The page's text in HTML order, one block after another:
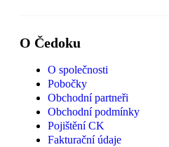
O Čedoku
O společnosti
Pobočky
Obchodní partneři
Obchodní podmínky
Pojištění CK
Fakturační údaje